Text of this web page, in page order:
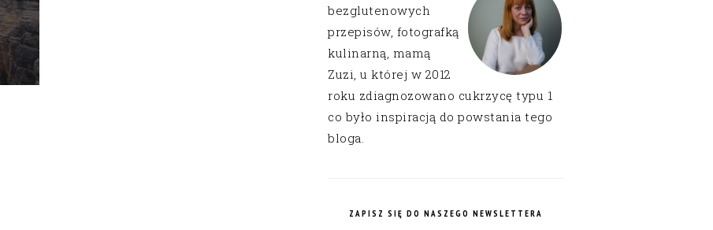
bezglutenowych
przepisów, fotografką
kulinarną, mamą
Zuzi, u której w 2012
roku zdiagnozowano cukrzycę typu 1
co było inspiracją do powstania tego
bloga.
ZAPISZ SIĘ DO NASZEGO NEWSLETTERA